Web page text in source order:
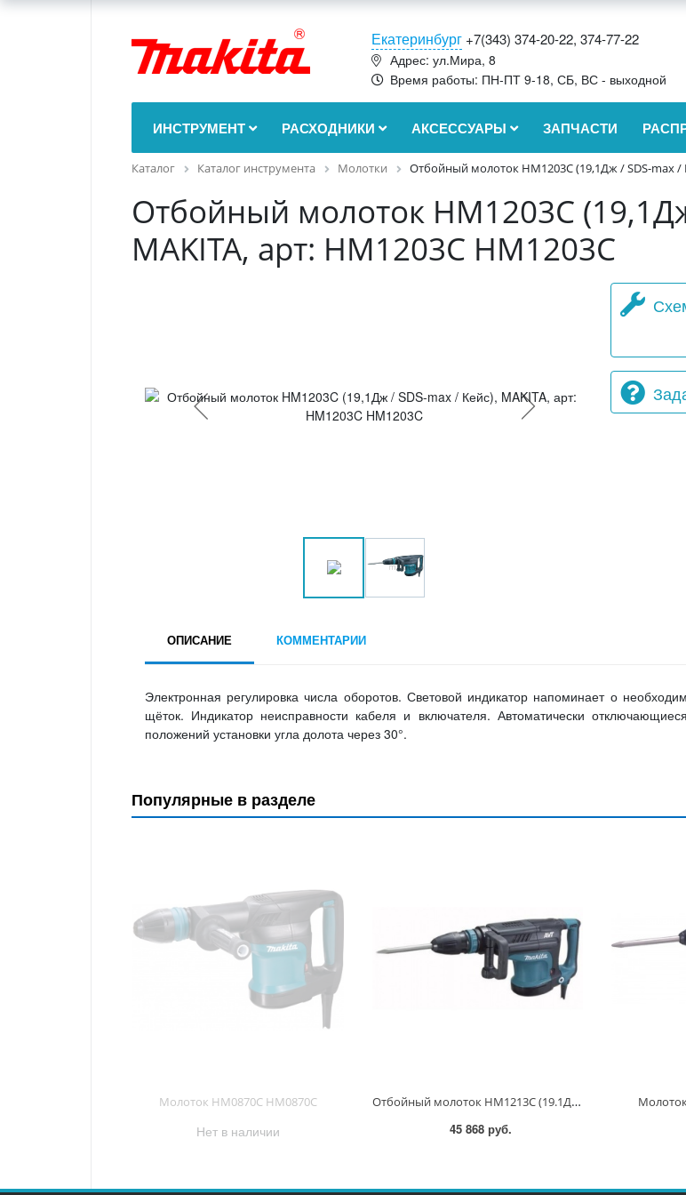
Екатеринбург +7(343) 374-20-22, 374-77-22
Адрес: ул.Мира, 8
Время работы: ПН-ПТ 9-18, СБ, ВС - выходной
ИНСТРУМЕНТ РАСХОДНИКИ АКСЕССУАРЫ ЗАПЧАСТИ
Каталог Каталог инструмента Молотки Отбойный молоток HM1203C (19,1Дж / SDS-max /
Отбойный молоток HM1203C
MAKITA, арт: HM1203C HM1203C
ОПИСАНИЕ КОММЕНТАРИИ
Электронная регулировка числа оборотов. Световой индикатор напоминает о
щёток. Индикатор неисправности кабеля и включателя. Автоматически
положений установки угла долота через 30°.
Популярные в разделе
Молоток HM0870C HM0870C
Нет в наличии
Отбойный молоток HM1213C (19.1Дж / SDS-max / AVT / Кейс), MAKITA, арт: HM1213C HM1213C HM1213C
45 868 руб.